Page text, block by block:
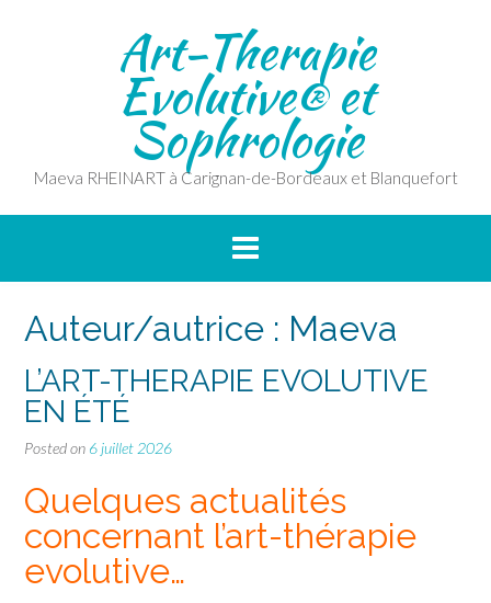
Art-Therapie
Evolutive® et
Sophrologie
Maeva RHEINART à Carignan-de-Bordeaux et Blanquefort
Auteur/autrice : Maeva
L’ART-THERAPIE EVOLUTIVE
EN ÉTÉ
Posted on 6 juillet 2026
Quelques actualités
concernant l’art-thérapie
evolutive…